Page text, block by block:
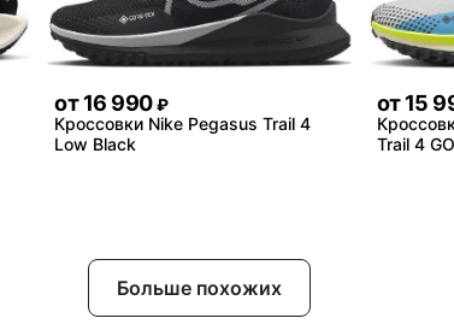
от 16 990 ₽
Кроссовки Nike Pegasus Trail 4
Low Black
от 15
Trail 4
Больше похожих